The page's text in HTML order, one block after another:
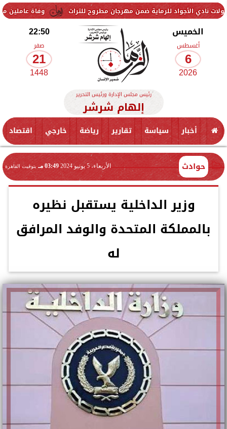
وفاة عاملين متأثرين للرماية ضمن مهرجان مطروح للتراث
الخميس
أغسطس
6
2026
22:50
صفر
21
1448
رئيس مجلس الإدارة ورئيس التحرير
إلهام شرشر
أخبار سياسة تقارير رياضة خارجي اقتصاد
حوادث الأربعاء، 5 يونيو 2024 03:49 مـ بتوقيت القاهرة
وزير الداخلية يستقبل نظيره
بالمملكة المتحدة والوفد المرافق
له